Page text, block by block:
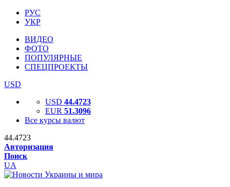
РУС
УКР
ВИДЕО
ФОТО
ПОПУЛЯРНЫЕ
СПЕЦПРОЕКТЫ
USD
USD 44.4723
EUR 51.3096
Все курсы валют
44.4723
Авторизация
Поиск
UA